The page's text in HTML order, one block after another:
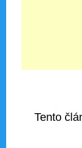
Tento